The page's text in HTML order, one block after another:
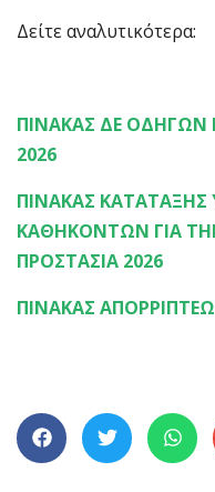
Δείτε αναλυτικότερα:
ΠΙΝΑΚΑΣ ΔΕ ΟΔΗΓΩΝ
2026
ΠΙΝΑΚΑΣ ΚΑΤΑΤΑΞΗΣ
ΚΑΘΗΚΟΝΤΩΝ ΓΙΑ
ΠΡΟΣΤΑΣΙΑ 2026
ΠΙΝΑΚΑΣ